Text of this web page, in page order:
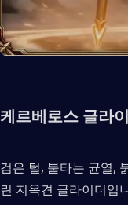
케르베로스 글라
검은 털, 불타는 균열,
린 지옥견 글라이더입